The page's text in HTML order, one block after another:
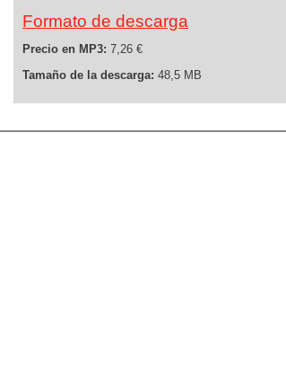
Formato de descarga
Precio en MP3: 7,26 €
Tamaño de la descarga: 48,5 MB